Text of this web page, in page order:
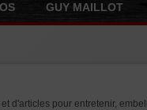
GUY MAILLOT
d'articles pour entretenir,